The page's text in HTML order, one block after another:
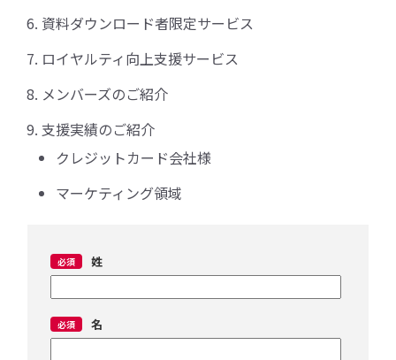
資料ダウンロード者限定サービス
ロイヤルティ向上支援サービス
メンバーズのご紹介
支援実績のご紹介
クレジットカード会社様
マーケティング領域
姓
名